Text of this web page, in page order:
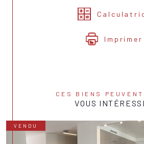
Imprimer
CES BIENS
VOUS
VENDU